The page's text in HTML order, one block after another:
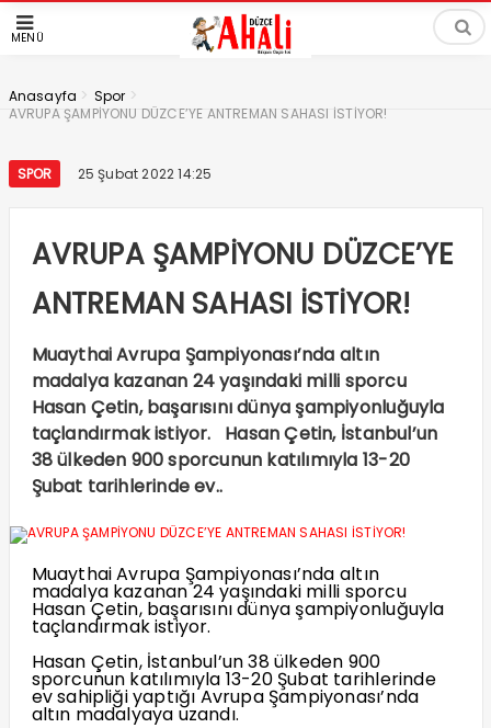
MENÜ
Anasayfa > Spor >
AVRUPA ŞAMPİYONU DÜZCE’YE ANTREMAN SAHASI İSTİYOR!
SPOR 25 Şubat 2022 14:25
AVRUPA ŞAMPİYONU DÜZCE’YE
ANTREMAN SAHASI İSTİYOR!
Muaythai Avrupa Şampiyonası’nda altın
madalya kazanan 24 yaşındaki milli sporcu
Hasan Çetin, başarısını dünya şampiyonluğuyla
taçlandırmak istiyor. Hasan Çetin, İstanbul’un
38 ülkeden 900 sporcunun katılımıyla 13-20
Şubat tarihlerinde ev..
Muaythai Avrupa Şampiyonası’nda altın
madalya kazanan 24 yaşındaki milli sporcu
Hasan Çetin, başarısını dünya şampiyonluğuyla
taçlandırmak istiyor.
Hasan Çetin, İstanbul’un 38 ülkeden 900
sporcunun katılımıyla 13-20 Şubat tarihlerinde
ev sahipliği yaptığı Avrupa Şampiyonası’nda
altın madalyaya uzandı.